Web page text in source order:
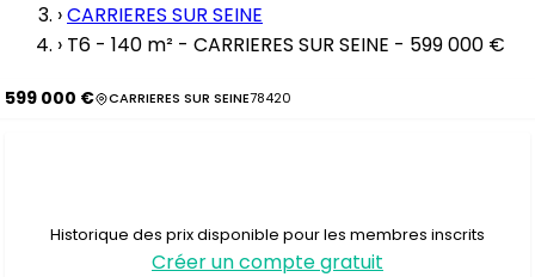
›CARRIERES SUR SEINE
› T6 - 140 m² - CARRIERES SUR SEINE - 599 000 €
599 000 € CARRIERES SUR SEINE78420
Historique des prix disponible pour les membres inscrits
Créer un compte gratuit